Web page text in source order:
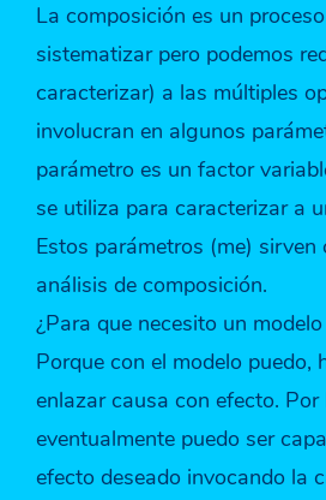
La composición es un
sistematizar pero podemos
caracterizar) a las múltiples
involucran en algunos
parámetro es un factor
se utiliza para caracterizar a
Estos parámetros (me) sirven
análisis de composición.
¿Para que necesito un
Porque con el modelo puedo,
enlazar causa con efecto. Por
eventualmente puedo ser
efecto deseado invocando la